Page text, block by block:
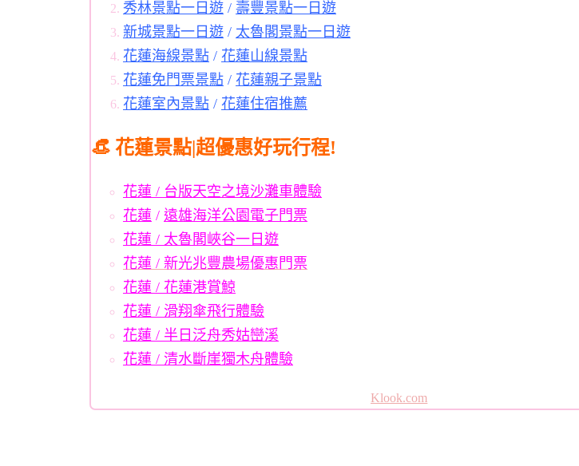
秀林景點一日遊 / 壽豐景點一日遊
新城景點一日遊 / 太魯閣景點一日遊
花蓮海線景點 / 花蓮山線景點
花蓮免門票景點 / 花蓮親子景點
花蓮室內景點 / 花蓮住宿推薦
👒 花蓮景點|超優惠好玩行程!
花蓮 / 台版天空之境沙灘車體驗
花蓮 / 遠雄海洋公園電子門票
花蓮 / 太魯閣峽谷一日遊
花蓮 / 新光兆豐農場優惠門票
花蓮 / 花蓮港賞鯨
花蓮 / 滑翔傘飛行體驗
花蓮 / 半日泛舟秀姑巒溪
花蓮 / 清水斷崖獨木舟體驗
Klook.com